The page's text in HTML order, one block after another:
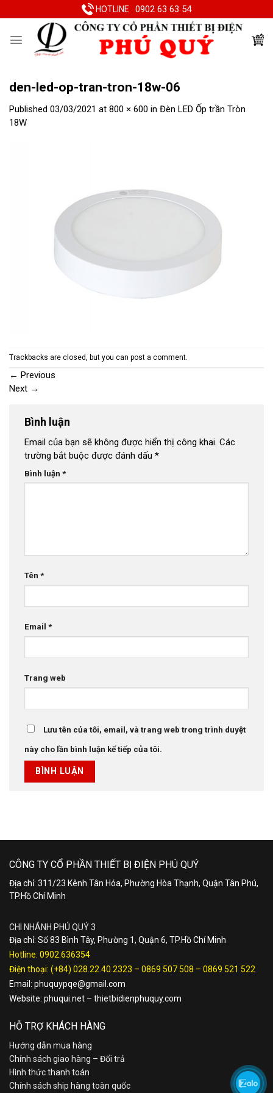
to
HOTLINE 0902 63 63 54
den-led-op-tran-tron-18w-06
Published 03/03/2021 at 800 × 600 in Đèn LED Ốp trần Tròn
18W
Trackbacks are closed, but you can post a comment.
← Previous
Next →
Bình luận
Email của bạn sẽ không được hiển thị công khai. Các
trường bắt buộc được đánh dấu *
Bình luận *
Tên *
Email *
Trang web
Lưu tên của tôi, email, và trang web trong trình duyệt
này cho lần bình luận kế tiếp của tôi.
CÔNG TY CỔ PHẦN THIẾT BỊ ĐIỆN PHÚ QUÝ
Địa chỉ: 311/23 Kênh Tân Hóa, Phường Hòa Thạnh, Quận Tân Phú,
TP.Hồ Chí Minh
CHI NHÁNH PHÚ QUÝ 3
Địa chỉ: Số 83 Bình Tây, Phường 1, Quận 6, TP.Hồ Chí Minh
Hotline: 0902.636354
Điện thoại: (+84) 028.22.40.2323 – 0869 507 508 – 0869 521 522
Email: phuquypqe@gmail.com
Website: phuqui.net – thietbidienphuquy.com
HỖ TRỢ KHÁCH HÀNG
Hướng dẫn mua hàng
Chính sách giao hàng – Đổi trả
Hình thức thanh toán
Chính sách ship hàng toàn quốc